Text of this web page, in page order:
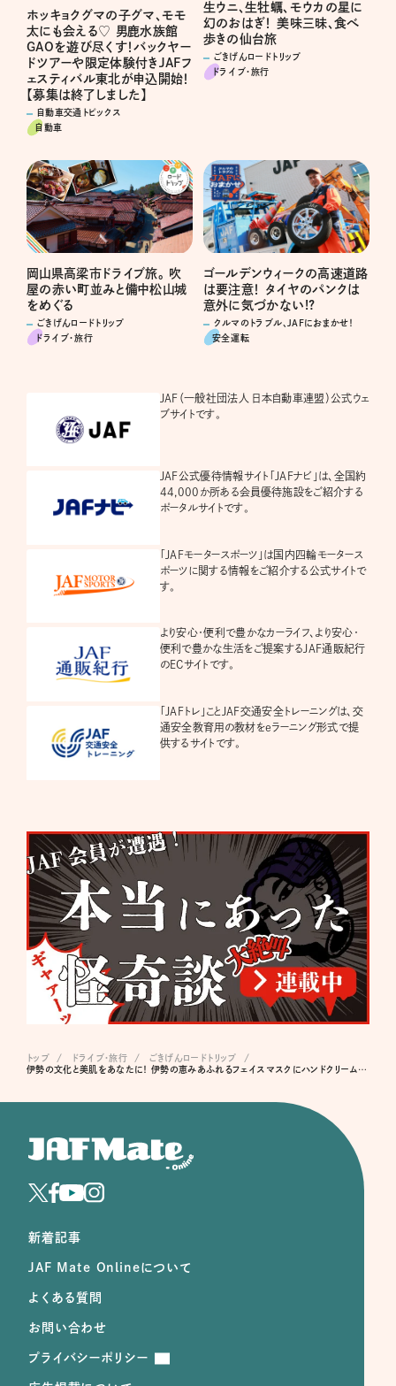
ホッキョクグマの子グマ、モモ
太にも会える♡ 男鹿水族館
GAOを遊び尽くす！バックヤー
ドツアーや限定体験付きJAFフ
ェスティバル東北が申込開始！
【募集は終了しました】
自動車交通トピックス
自動車
生ウニ、生牡蠣、モウカの星に
幻のおはぎ！ 美味三昧、食べ
歩きの仙台旅
ごきげんロードトリップ
ドライブ･旅行
岡山県高梁市ドライブ旅。 吹
屋の赤い町並みと備中松山城
をめぐる
ごきげんロードトリップ
ドライブ･旅行
ゴールデンウィークの高速道路
は要注意！ タイヤのパンクは
意外に気づかない!?
クルマのトラブル、JAFにおまかせ！
安全運転
JAF（一般社団法人 日本自動車連盟）公式ウェ
ブサイトです。
JAF公式優待情報サイト「JAFナビ」は、全国約
44,000か所ある会員優待施設をご紹介する
ポータルサイトです。
「JAFモータースポーツ」は国内四輪モータース
ポーツに関する情報をご紹介する公式サイトで
す。
より安心・便利で豊かなカーライフ、より安心・
便利で豊かな生活をご提案するJAF通販紀行
のECサイトです。
「JAFトレ」ことJAF交通安全トレーニングは、交
通安全教育用の教材をeラーニング形式で提
供するサイトです。
トップ ドライブ･旅行
ごきげんロードトリップ
伊勢の文化と美肌をあなたに！ 伊勢の恵みあふれるフェイスマスクにハンドクリーム、伊勢木綿の小物入れ！ 豪華伊勢土産をプレゼント
新着記事
JAF Mate Onlineについて
よくある質問
お問い合わせ
プライバシーポリシー